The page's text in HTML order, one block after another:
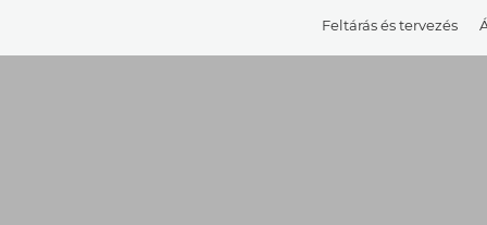
Feltárás és tervezés